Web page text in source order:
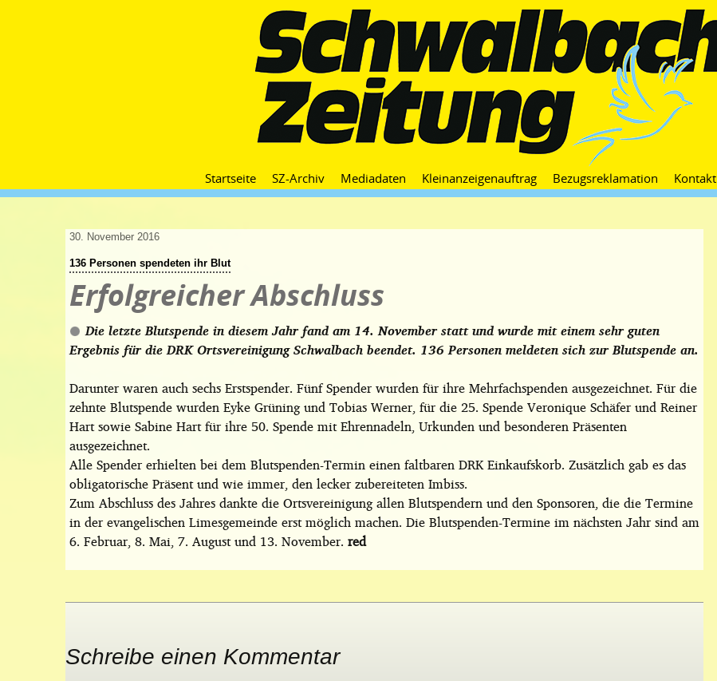
Zum
Inhalt
Startseite SZ-Archiv Mediadaten Kleinanzeigenauftrag Bezugsreklamation Kontakt
30. November 2016
136 Personen spendeten ihr Blut
Erfolgreicher Abschluss
Die letzte Blutspende in diesem Jahr fand am 14. November statt und wurde mit einem sehr guten
Ergebnis für die DRK Ortsvereinigung Schwalbach beendet. 136 Personen meldeten sich zur Blutspende an.
Darunter waren auch sechs Erstspender. Fünf Spender wurden für ihre Mehrfachspenden ausgezeichnet. Für die
zehnte Blutspende wurden Eyke Grüning und Tobias Werner, für die 25. Spende Veronique Schäfer und Reiner
Hart sowie Sabine Hart für ihre 50. Spende mit Ehrennadeln, Urkunden und besonderen Präsenten
ausgezeichnet.
Alle Spender erhielten bei dem Blutspenden-Termin einen faltbaren DRK Einkaufskorb. Zusätzlich gab es das
obligatorische Präsent und wie immer, den lecker zubereiteten Imbiss.
Zum Abschluss des Jahres dankte die Ortsvereinigung allen Blutspendern und den Sponsoren, die die Termine
in der evangelischen Limesgemeinde erst möglich machen. Die Blutspenden-Termine im nächsten Jahr sind am
6. Februar, 8. Mai, 7. August und 13. November. red
Schreibe einen Kommentar